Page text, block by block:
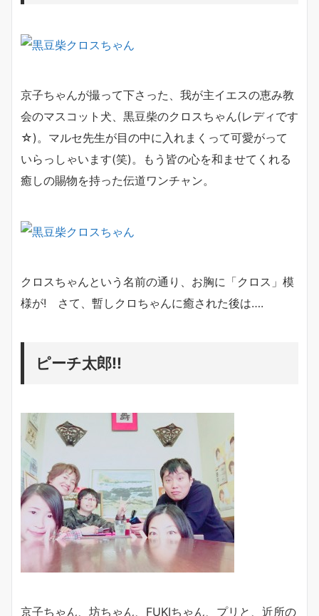
京子ちゃんが撮って下さった、我が主イエスの恵み教
会のマスコット犬、黒豆柴のクロスちゃん(レディです
☆)。マルセ先生が目の中に入れまくって可愛がって
いらっしゃいます(笑)。もう皆の心を和ませてくれる
癒しの賜物を持った伝道ワンチャン。
クロスちゃんという名前の通り、お胸に「クロス」模
様が! さて、暫しクロちゃんに癒された後は….
ピーチ太郎!!
京子ちゃん、坊ちゃん、FUKIちゃん、プリと、近所の